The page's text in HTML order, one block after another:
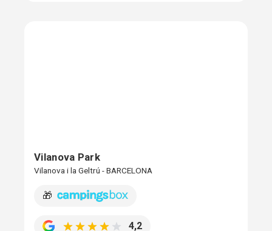
Vilanova Park
Vilanova i la Geltrú - BARCELONA
🎁
4,2